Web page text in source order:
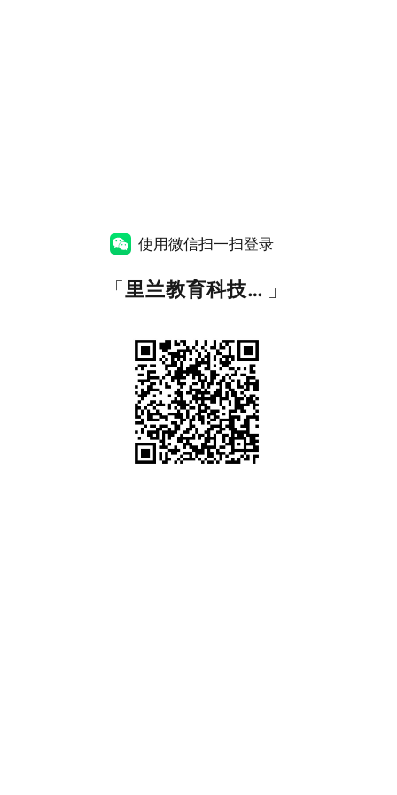
使用微信扫一扫登录
「 里兰教育科技有限公司 」